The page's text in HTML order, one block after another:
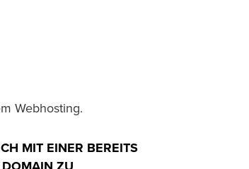
Webhosting.
MIT EINER BEREITS